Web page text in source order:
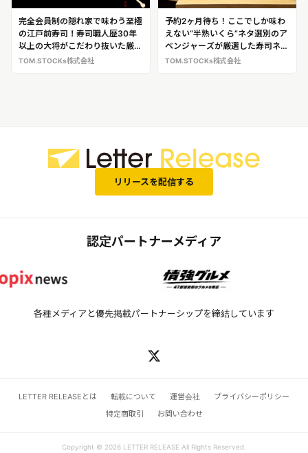
完全会員制の隠れ家で味わう至極
の江戸前寿司！寿司職人歴30年
以上の大将がこだわり抜いた厳選
ネタを味わえる「鮨 りかく」
TOM.STOCKs株式会社
予約2ヶ月待ち！ここでしか味わ
えない“半熟いくら”ネタ選別のア
ベンジャーズが厳選した寿司ネタ
を提供！完全会員制の寿司店
TOM.STOCKs株式会社
リリースを配信する
認定パートナーメディア
各種メディアと優先掲載パートナーシップを締結しています
LETTER RELEASEとは 転載について 運営会社
プライバシーポリシー
特定商取引
お問い合わせ
Copyright © 2026 LETTER RELEASE All Rights Reserved.